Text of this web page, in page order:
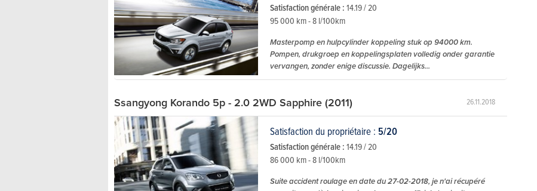
Satisfaction générale :14.19 / 20
95 000 km - 8 l/100km
Masterpomp en hulpcylinder koppeling stuk op 94000 km.
Pompen, drukgroep en koppelingsplaten volledig onder garantie
vervangen, zonder enige discussie. Dagelijks...
26.11.2018
Ssangyong Korando 5p - 2.0 2WD Sapphire (2011)
Satisfaction du propriétaire : 5/20
Satisfaction générale :14.19 / 20
86 000 km - 8 l/100km
Suite accident roulage en date du 27-02-2018, je n'ai récupéré